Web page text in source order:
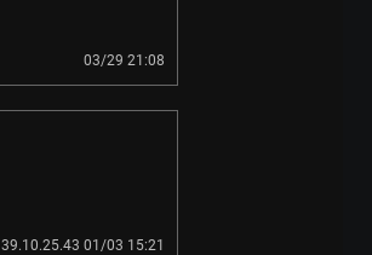
03/29 21:08
39.10.25.43 01/03 15:21